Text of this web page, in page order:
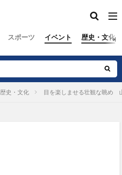
スポーツ イベント 歴史・文化
歴史・文化 目を楽しませる壮観な眺め